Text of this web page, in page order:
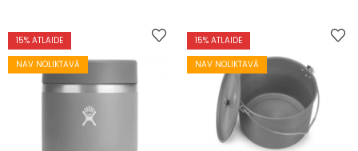
15% ATLAIDE
NAV NOLIKTAVĀ
15% ATLAIDE
NAV NOLIKTAVĀ